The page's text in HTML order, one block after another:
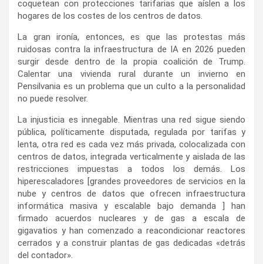
coquetean con protecciones tarifarias que aíslen a los
hogares de los costes de los centros de datos.
La gran ironía, entonces, es que las protestas más
ruidosas contra la infraestructura de IA en 2026 pueden
surgir desde dentro de la propia coalición de Trump.
Calentar una vivienda rural durante un invierno en
Pensilvania es un problema que un culto a la personalidad
no puede resolver.
La injusticia es innegable. Mientras una red sigue siendo
pública, políticamente disputada, regulada por tarifas y
lenta, otra red es cada vez más privada, colocalizada con
centros de datos, integrada verticalmente y aislada de las
restricciones impuestas a todos los demás. Los
hiperescaladores [grandes proveedores de servicios en la
nube y centros de datos que ofrecen infraestructura
informática masiva y escalable bajo demanda ] han
firmado acuerdos nucleares y de gas a escala de
gigavatios y han comenzado a reacondicionar reactores
cerrados y a construir plantas de gas dedicadas «detrás
del contador».